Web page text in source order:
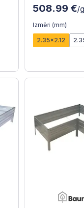
508.99 €/
Izmēri (mm)
2.35x2.12